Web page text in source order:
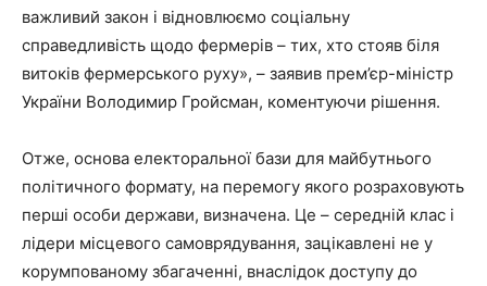
важливий закон і відновлюємо соціальну
справедливість щодо фермерів – тих, хто стояв біля
витоків фермерського руху», – заявив прем’єр-міністр
України Володимир Гройсман, коментуючи рішення.
Отже, основа електоральної бази для майбутнього
політичного формату, на перемогу якого розраховують
перші особи держави, визначена. Це – середній клас і
лідери місцевого самоврядування, зацікавлені не у
корумпованому збагаченні, внаслідок доступу до